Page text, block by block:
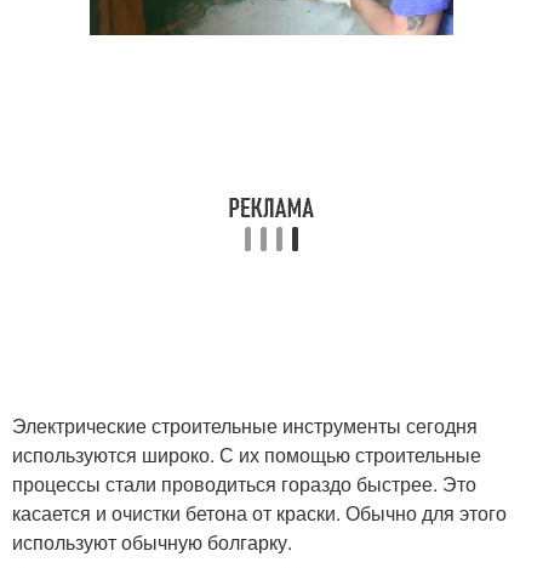
Электрические строительные инструменты сегодня
используются широко. С их помощью строительные
процессы стали проводиться гораздо быстрее. Это
касается и очистки бетона от краски. Обычно для этого
используют обычную болгарку.